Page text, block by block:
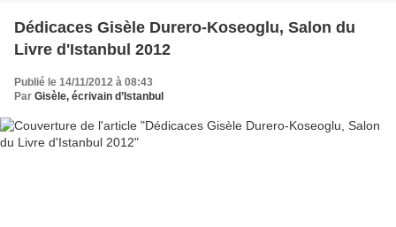
Dédicaces Gisèle Durero-Koseoglu, Salon du
Livre d'Istanbul 2012
Publié le 14/11/2012 à 08:43
Par Gisèle, écrivain d’Istanbul